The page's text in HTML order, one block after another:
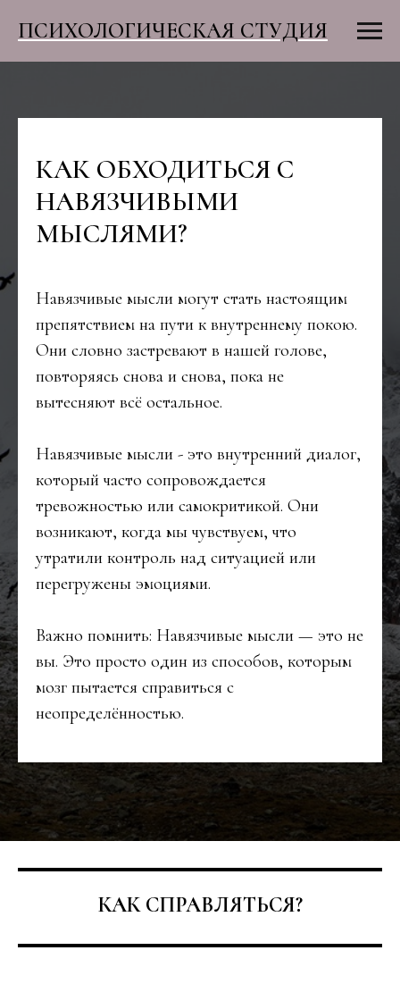
ПСИХОЛОГИЧЕСКАЯ СТУДИЯ
КАК ОБХОДИТЬСЯ С
НАВЯЗЧИВЫМИ
МЫСЛЯМИ?
Навязчивые мысли могут стать настоящим
препятствием на пути к внутреннему покою.
Они словно застревают в нашей голове,
повторяясь снова и снова, пока не
вытесняют всё остальное.
Навязчивые мысли - это внутренний диалог,
который часто сопровождается
тревожностью или самокритикой. Они
возникают, когда мы чувствуем, что
утратили контроль над ситуацией или
перегружены эмоциями.
Важно помнить: Навязчивые мысли — это не
вы. Это просто один из способов, которым
мозг пытается справиться с
неопределённостью.
КАК СПРАВЛЯТЬСЯ?